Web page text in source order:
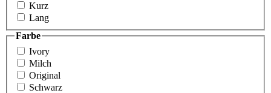
Kurz
Lang
Farbe
Ivory
Milch
Original
Schwarz